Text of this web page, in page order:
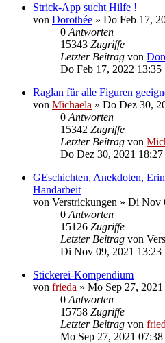
Strick-App sucht Hilfe !
von Dorothée » Do Feb 17,
0 Antworten
15343 Zugriffe
Letzter Beitrag von
Do Feb 17, 2022 13:35
Raglan für alle Figuren
von Michaela » Do Dez 30,
0 Antworten
15342 Zugriffe
Letzter Beitrag von
Do Dez 30, 2021 18:27
GEschichten, Anekdoten,
Handarbeit
von Verstrickungen » Di Nov
0 Antworten
15126 Zugriffe
Letzter Beitrag von
Di Nov 09, 2021 13:23
Stickerei-Kompendium
von frieda » Mo Sep 27,
0 Antworten
15758 Zugriffe
Letzter Beitrag von
Mo Sep 27, 2021 07:38